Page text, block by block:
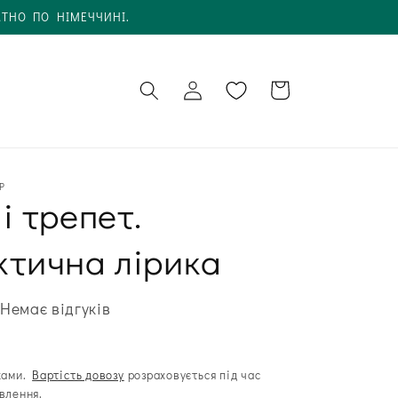
ПО НІМЕЧЧИНІ.
обліковий
Кошик
трепет.
лірика
Немає відгуків
Вартість довозу розраховується під час